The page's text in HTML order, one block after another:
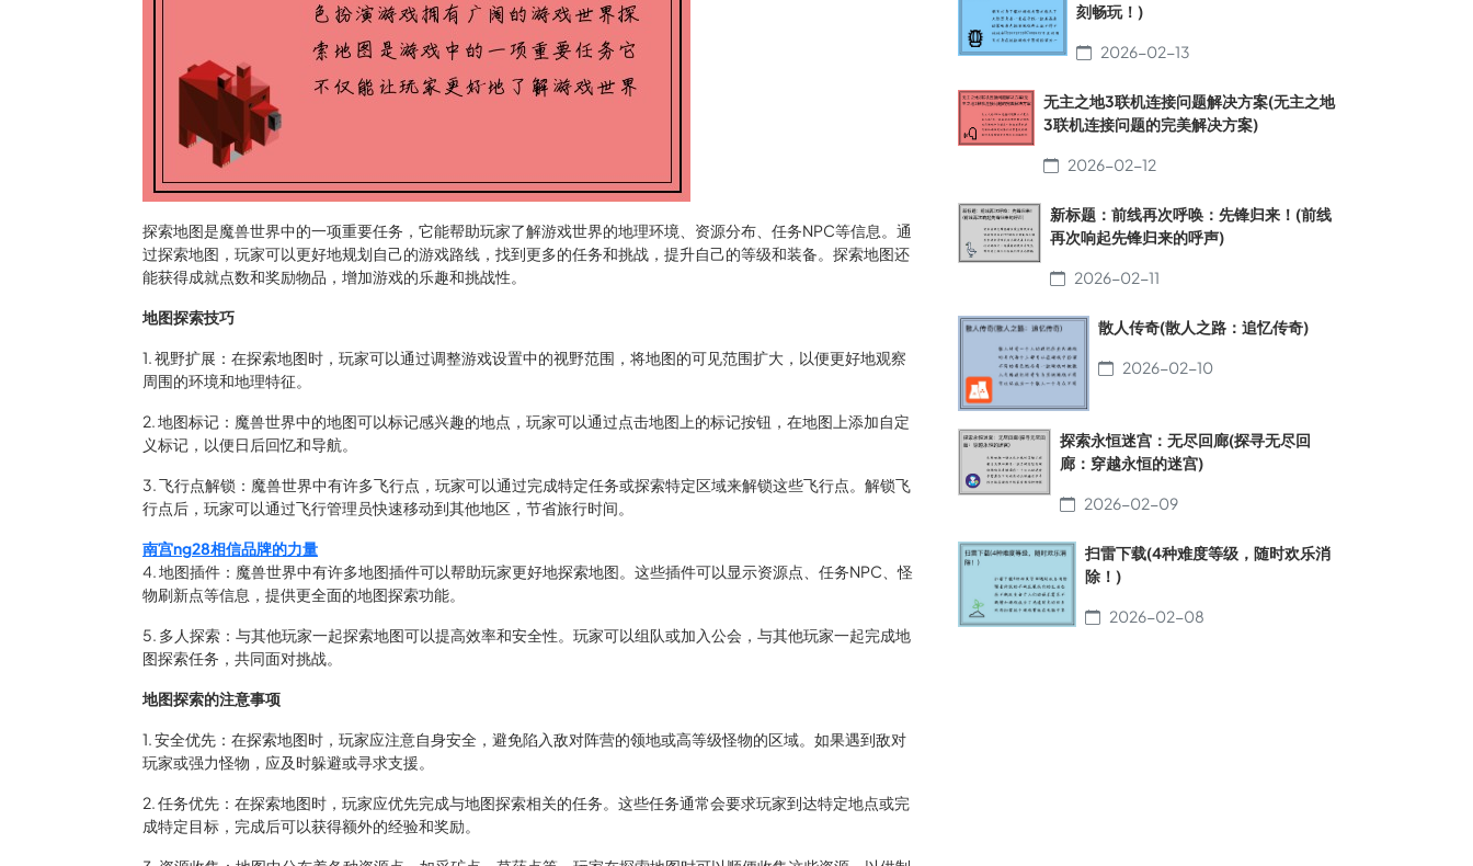
探索地图是魔兽世界中的一项重要任务，它能帮助玩家了解游戏世界的地理环境、资源分布、任务NPC等信息。通
过探索地图，玩家可以更好地规划自己的游戏路线，找到更多的任务和挑战，提升自己的等级和装备。探索地图还
能获得成就点数和奖励物品，增加游戏的乐趣和挑战性。
地图探索技巧
1. 视野扩展：在探索地图时，玩家可以通过调整游戏设置中的视野范围，将地图的可见范围扩大，以便更好地观察
周围的环境和地理特征。
2. 地图标记：魔兽世界中的地图可以标记感兴趣的地点，玩家可以通过点击地图上的标记按钮，在地图上添加自定
义标记，以便日后回忆和导航。
3. 飞行点解锁：魔兽世界中有许多飞行点，玩家可以通过完成特定任务或探索特定区域来解锁这些飞行点。解锁飞
行点后，玩家可以通过飞行管理员快速移动到其他地区，节省旅行时间。
南宫ng28相信品牌的力量
4. 地图插件：魔兽世界中有许多地图插件可以帮助玩家更好地探索地图。这些插件可以显示资源点、任务NPC、怪
物刷新点等信息，提供更全面的地图探索功能。
5. 多人探索：与其他玩家一起探索地图可以提高效率和安全性。玩家可以组队或加入公会，与其他玩家一起完成地
图探索任务，共同面对挑战。
地图探索的注意事项
1. 安全优先：在探索地图时，玩家应注意自身安全，避免陷入敌对阵营的领地或高等级怪物的区域。如果遇到敌对
玩家或强力怪物，应及时躲避或寻求支援。
2. 任务优先：在探索地图时，玩家应优先完成与地图探索相关的任务。这些任务通常会要求玩家到达特定地点或完
成特定目标，完成后可以获得额外的经验和奖励。
刻畅玩！)
2026-02-13
无主之地3联机连接问题解决方案(无主之地
3联机连接问题的完美解决方案)
2026-02-12
新标题：前线再次呼唤：先锋归来！(前线
再次响起先锋归来的呼声)
2026-02-11
散人传奇(散人之路：追忆传奇)
2026-02-10
探索永恒迷宫：无尽回廊(探寻无尽回
廊：穿越永恒的迷宫)
2026-02-09
扫雷下载(4种难度等级，随时欢乐消
除！)
2026-02-08